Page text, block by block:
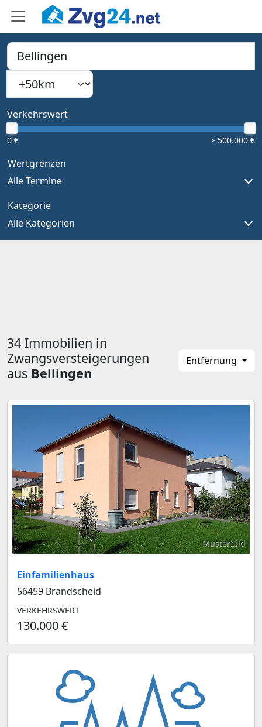
PLZ, Ort oder Bundesland
Type 1 or more characters for results.
Suchradius
Verkehrswert
0 € > 500.000 €
Wertgrenzen
Alle Termine
Kategorie
Alle Kategorien
34 Immobilien in
Zwangsversteigerungen
aus Bellingen
Entfernung
Musterbild
Einfamilienhaus
56459 Brandscheid
VERKEHRSWERT
130.000 €